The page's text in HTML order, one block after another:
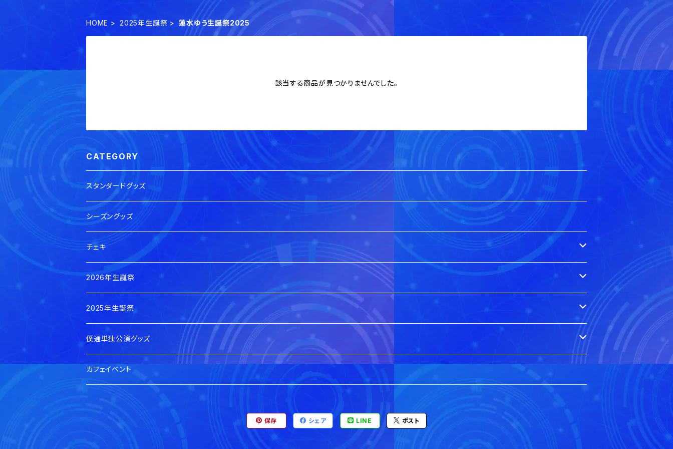
HOME 2025年生誕祭 蓮水ゆう生誕祭2025
該当する商品が見つかりませんでした。
CATEGORY
スタンダードグッズ
シーズングッズ
チェキ
本日のチェキ
郵送
手渡し
デジタル
0の日私服チェキ
郵送
手渡し
2026年生誕祭
賀茂さゆ生誕祭2026
郵送
手渡し
蓮水ゆう生誕祭2026
郵送
2025年生誕祭
賀茂さゆ生誕祭2025
郵送
蓮水ゆう生誕祭2025
陽凪みお生誕祭2025
来玲町しあり生誕祭2025
僕通単独公演グッズ
当日手渡し分
カフェイベント
保存 シェア LINE ポスト